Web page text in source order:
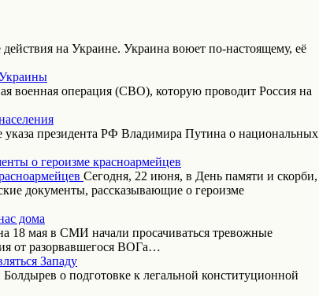
на Украине. Украина воюет по-настоящему, её
военная операция (СВО), которую проводит Россия на
указа президента РФ Владимира Путина о национальных
о героизме красноармейцев
Сегодня, 22 июня, в День памяти и скорби,
документы, рассказывающие о героизме
дома
18 мая в СМИ начали просачиваться тревожные
от разорвавшегося ВОГа…
Западу
о подготовке к легальной конституционной